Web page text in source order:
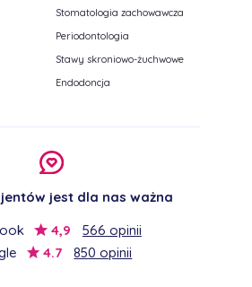
Stomatologia zachowawcza
Periodontologia
Stawy skroniowo-żuchwowe
Endodoncja
jest dla nas ważna
4,9
566 opinii
4.7 850 opinii